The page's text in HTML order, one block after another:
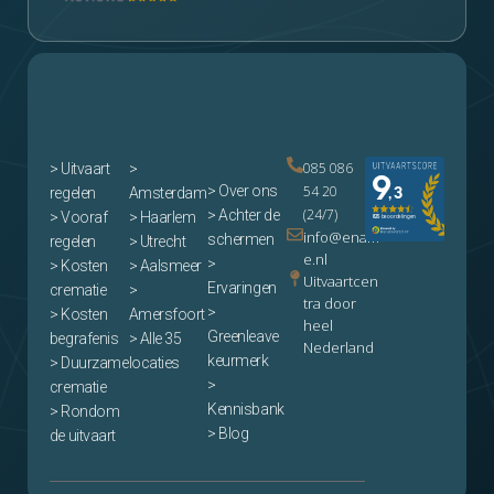
> Uitvaart
regelen
> Vooraf
regelen
> Kosten
crematie
> Kosten
begrafenis
> Duurzame
crematie
> Rondom
de uitvaart
>
Amsterdam
> Haarlem
> Utrecht
> Aalsmeer
>
Amersfoort
> Alle 35
locaties
> Over ons
> Achter de
schermen
>
Ervaringen
>
Greenleave
keurmerk
>
Kennisbank
> Blog
085 086
54 20
(24/7)
info@enam
e.nl
Uitvaartcen
tra door
heel
Nederland